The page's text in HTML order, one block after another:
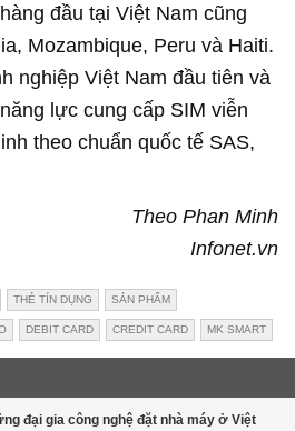
đầu tại Việt Nam cũng
Mozambique, Peru và Haiti.
nghiệp Việt Nam đầu tiên và
lực cung cấp SIM viễn
theo chuẩn quốc tế SAS,
Theo Phan Minh
Infonet.vn
THẺ TÍN DỤNG SẢN PHẨM
DEBIT CARD CREDIT CARD MK SMART
đại gia công nghệ đặt nhà máy ở Việt